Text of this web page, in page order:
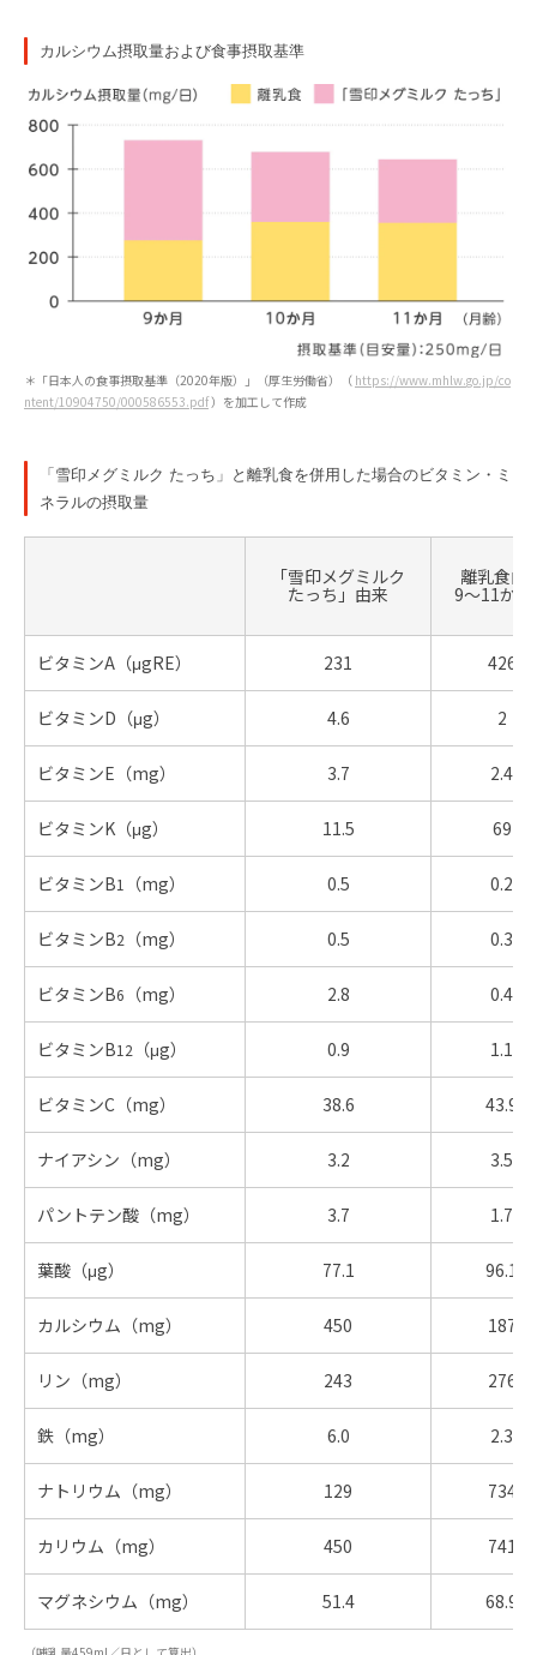
カルシウム摂取量および食事摂取基準
＊「日本人の食事摂取基準（2020年版）」（厚生労働省）（ https://www.mhlw.go.jp/co
ntent/10904750/000586553.pdf）を加工して作成
「雪印メグミルク たっち」と離乳食を併用した場合のビタミン・ミ
ネラルの摂取量
「雪印メグミルク
たっち」由来
離乳食由
9〜11か月
ビタミンA（μgRE） 231 426
ビタミンD（μg） 4.6 2
ビタミンE（mg） 3.7 2.4
ビタミンK（μg） 11.5 69
ビタミンB1 （mg） 0.5 0.2
ビタミンB2 （mg） 0.5 0.3
ビタミンB6 （mg） 2.8 0.4
ビタミンB12 （μg） 0.9 1.1
ビタミンC（mg） 38.6 43.9
ナイアシン（mg） 3.2 3.5
パントテン酸（mg） 3.7 1.7
葉酸（μg） 77.1 96.1
カルシウム（mg） 450 187
リン（mg） 243 276
鉄（mg） 6.0 2.3
ナトリウム（mg） 129 734
カリウム（mg） 450 741
マグネシウム（mg） 51.4 68.9